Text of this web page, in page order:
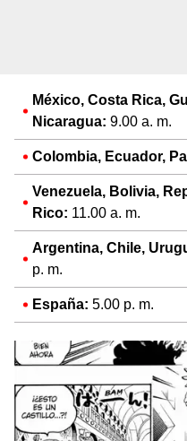
México, Costa Rica,
Nicaragua: 9.00 a. m.
Colombia, Ecuador,
Venezuela, Bolivia,
Rico: 11.00 a. m.
Argentina, Chile,
p. m.
España: 5.00 p. m.